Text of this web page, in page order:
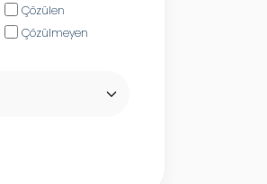
Çözülen
Çözülmeyen